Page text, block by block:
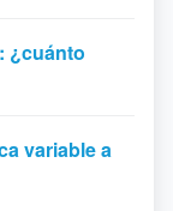
¿cuánto
variable a